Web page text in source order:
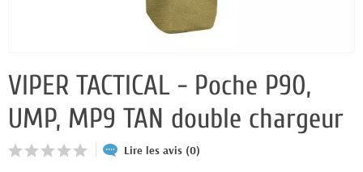
VIPER TACTICAL - Poche P90,
UMP, MP9 TAN double chargeur
Lire les avis (0)